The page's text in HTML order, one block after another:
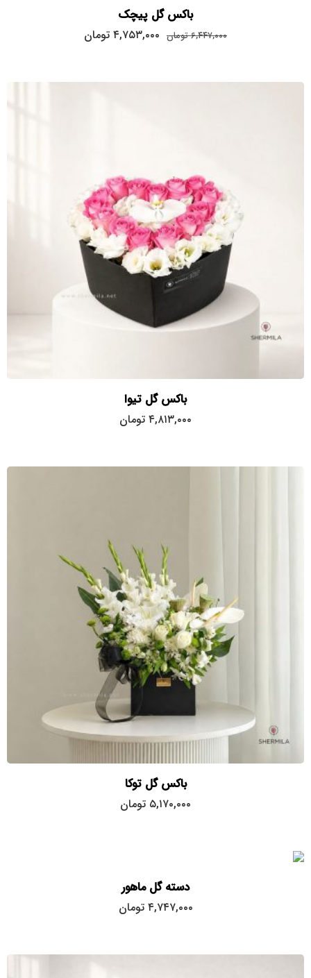
باکس گل پیچک
۶,۴۴۷,۰۰۰ تومان قیمت
بود.
۴,۷۵۳,۰۰۰ تومان
باکس گل تیوا
۴,۸۱۳,۰۰۰ تومان
باکس گل توکا
۵,۱۷۰,۰۰۰ تومان
دسته گل ماهور
۴,۷۴۷,۰۰۰ تومان